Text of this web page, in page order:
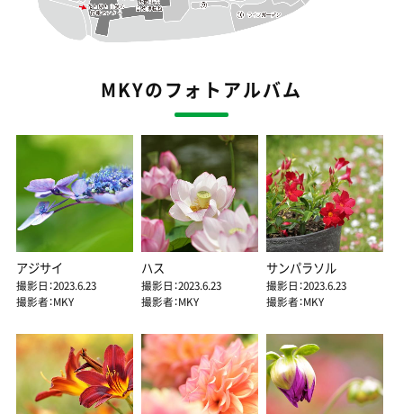
MKYのフォトアルバム
アジサイ
撮影日：2023.6.23
撮影者：MKY
ハス
撮影日：2023.6.23
撮影者：MKY
サンパラソル
撮影日：2023.6.23
撮影者：MKY